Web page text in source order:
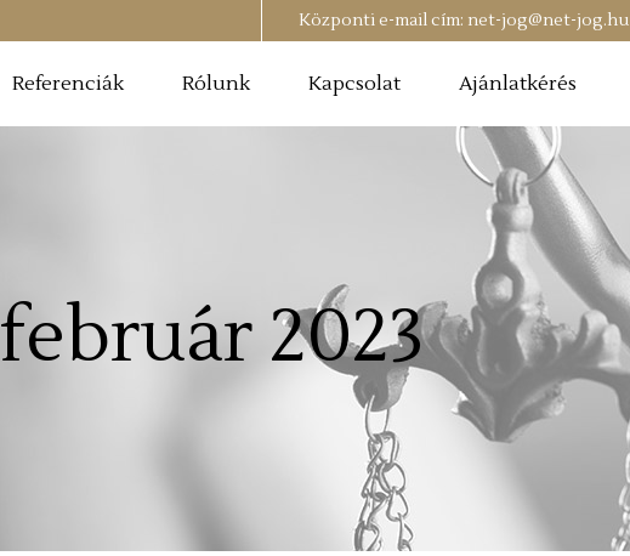
Központi e-mail cím: net-jog@net-jog.hu
Referenciák Rólunk Kapcsolat Ajánlatkérés
február 2023